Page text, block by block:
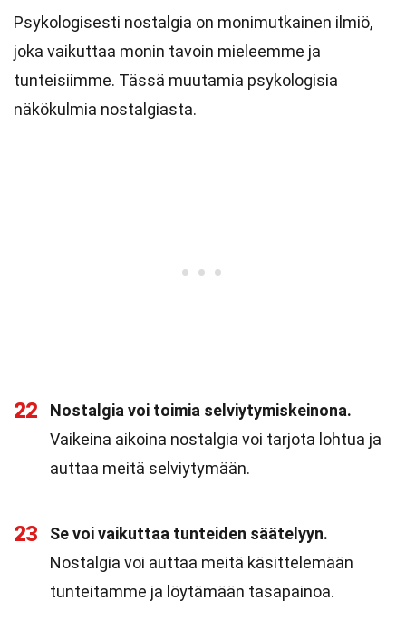
Psykologisesti nostalgia on monimutkainen ilmiö,
joka vaikuttaa monin tavoin mieleemme ja
tunteisiimme. Tässä muutamia psykologisia
näkökulmia nostalgiasta.
22
Nostalgia voi toimia selviytymiskeinona.
Vaikeina aikoina nostalgia voi tarjota lohtua ja
auttaa meitä selviytymään.
23
Se voi vaikuttaa tunteiden säätelyyn.
Nostalgia voi auttaa meitä käsittelemään
tunteitamme ja löytämään tasapainoa.